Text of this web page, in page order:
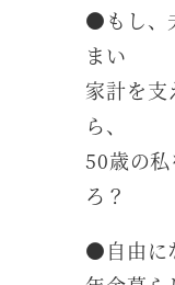
●もし、
まい
家計を支
ら、
50歳の
ろ？
●自由に